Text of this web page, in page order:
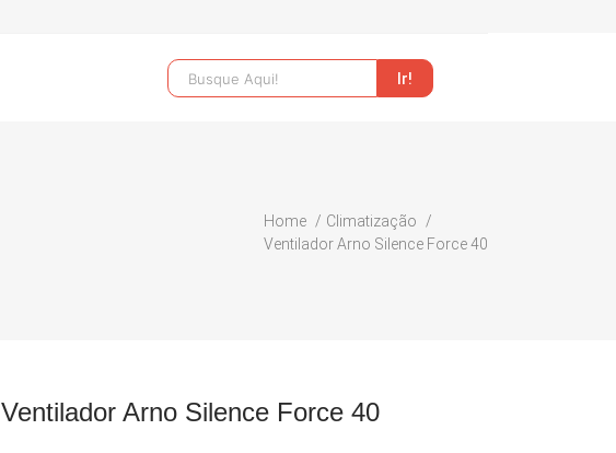
Home
Climatização
Ventilador Arno Silence Force 40
Ventilador Arno Silence Force 40